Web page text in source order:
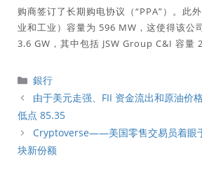
购商签订了长期购电协议（“PPA”）。此
业和工业）容量为 596 MW，这使得该公
3.6 GW，其中包括 JSW Group C&I 容量
分
類
銀行
由于美元走强、FII 资金流出和原油价
低点 85.35
Cryptoverse——美国零售交易员着眼
块新份额